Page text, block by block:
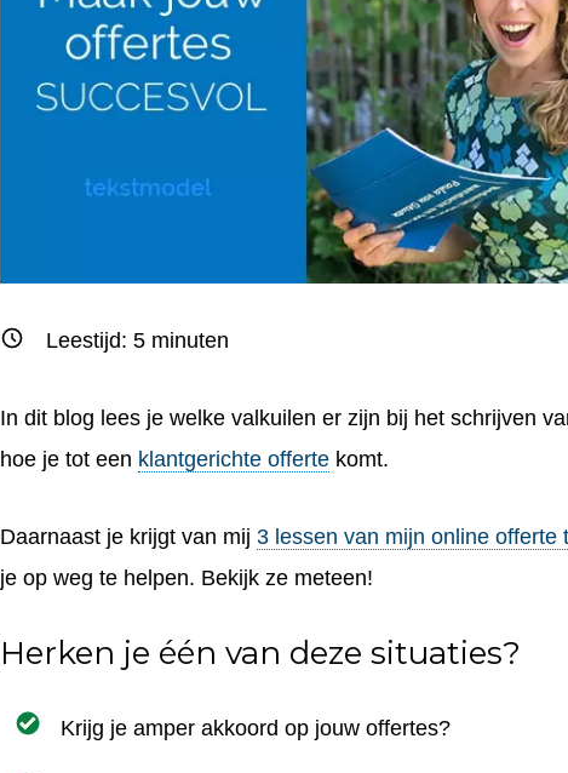
Leestijd: 5 minuten
In dit blog lees je welke valkuilen er zijn bij het schrijven
hoe je tot een klantgerichte offerte komt.
Daarnaast je krijgt van mij 3 lessen van mijn online offerte
je op weg te helpen. Bekijk ze meteen!
Herken je één van deze situaties?
Krijg je amper akkoord op jouw offertes?